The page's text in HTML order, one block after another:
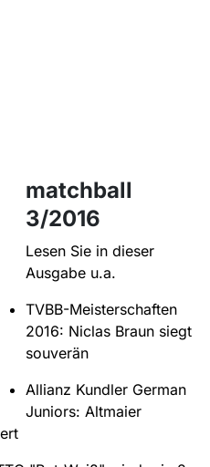
matchball
3/2016
Lesen Sie in dieser
Ausgabe u.a.
TVBB-Meisterschaften
2016: Niclas Braun siegt
souverän
Allianz Kundler German
Juniors: Altmaier